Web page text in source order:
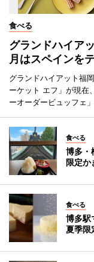
食べる
グランドハイア
月はスペインを
グランドハイアット福
ーケット エフ」が現在
ーオーダービュッフェ
食べる
博多・
限定
食べる
博多駅
夏季限